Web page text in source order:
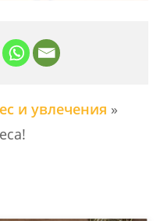
и увлечения »